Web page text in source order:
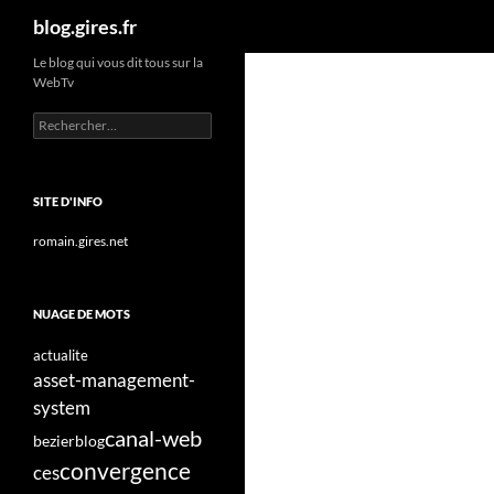
Aller
contenu
blog.gires.fr
Le blog qui vous dit tous sur la
WebTv
Rechercher :
SITE D'INFO
romain.gires.net
NUAGE DE MOTS
actualite
asset-management-
system
bezierblogcanal-web
cesconvergence